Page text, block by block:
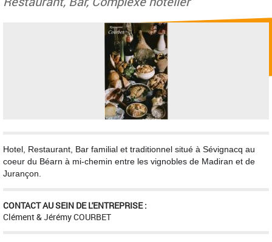
Hotel, Restaurant, Bar familial et traditionnel situé à Sévignacq au
coeur du Béarn à mi-chemin entre les vignobles de Madiran et de
Jurançon.
CONTACT AU SEIN DE L'ENTREPRISE :
Clément & Jérémy COURBET